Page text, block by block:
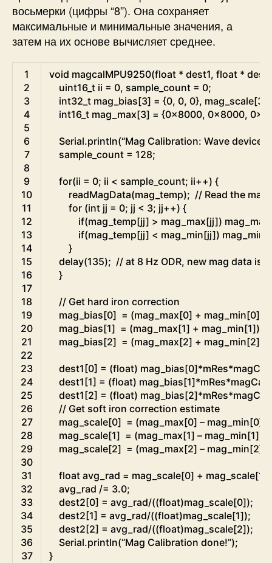
восьмерки (цифры “8”). Она сохраняет
максимальные и минимальные значения, а
затем на их основе вычисляет среднее.
Arduino
1
2
3
4
5
6
7
8
9
10
11
12
13
14
15
16
17
18
19
20
21
22
23
24
25
26
27
28
29
30
31
32
33
34
35
36
37
void magcalMPU9250(float * dest1, float *
uint16_ t ii = 0, sample_count = 0;
int32 t mag_bias[3] = {0, 0, 0}, mag_scale[3
int16_ t mag_max[3] = {0x8000, 0x8000,
Serial.println(“Mag Calibration: Wave device
sample_count = 128;
for(ii = 0; ii < sample_count; ii++) {
readMagData(mag_temp); // Read the mag
for (int jj = 0; jj < 3; jj++) {
if(mag_temp[jj] > mag_max[jj]) mag_max
if(mag_temp[jj] < mag_min[jj]) mag_min
}
delay(135); // at 8 Hz ODR, new mag data is
}
// Get hard iron correction
mag_bias[0] = (mag_max[0] + mag_min[0]
mag_bias[1] = (mag_max[1] + mag_min[1])
mag_bias[2] = (mag_max[2] + mag_min[2]
dest1 [0] = (float) mag_bias[0]*mRes*
dest1 [1] = (float) mag_bias[1]*mRes*
dest1 [2] = (float) mag_bias[2]*mRes*
// Get soft iron correction estimate
mag_scale[0] = (mag_max[0] – mag_min[0]
mag_scale[1] = (mag_max[1] – mag_min[1])
mag_scale[2] = (mag_max[2] – mag_min[2]
float avg_rad = mag_scale[0] + mag_scale[1
avg_rad /= 3.0;
dest2 [0] = avg_rad/((float)mag_scale[0]);
dest2 [1] = avg_rad/((float)mag_scale[1]);
dest2 [2] = avg_rad/((float)mag_scale[2]);
Serial.println(“Mag Calibration done!”);
}